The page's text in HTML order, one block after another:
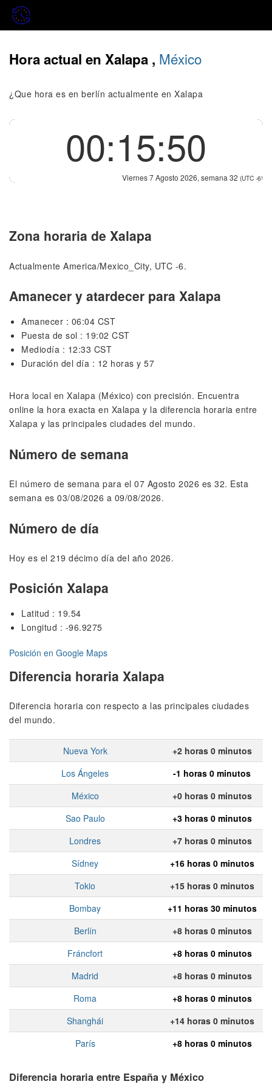
Hora actual en Xalapa , México
¿Que hora es en berlín actualmente en Xalapa
00:15:50
Viernes 7 Agosto 2026, semana 32 (UTC -6)
Zona horaria de Xalapa
Actualmente America/Mexico_City, UTC -6.
Amanecer y atardecer para Xalapa
Amanecer : 06:04 CST
Puesta de sol : 19:02 CST
Mediodía : 12:33 CST
Duración del día : 12 horas y 57
Hora local en Xalapa (México) con precisión. Encuentra
online la hora exacta en Xalapa y la diferencia horaria entre
Xalapa y las principales ciudades del mundo.
Número de semana
El número de semana para el 07 Agosto 2026 es 32. Esta
semana es 03/08/2026 a 09/08/2026.
Número de día
Hoy es el 219 décimo día del año 2026.
Posición Xalapa
Latitud : 19.54
Longitud : -96.9275
Posición en Google Maps
Diferencia horaria Xalapa
Diferencia horaria con respecto a las principales ciudades
del mundo.
Nueva York
+2 horas 0 minutos
Los Ángeles
-1 horas 0 minutos
México
+0 horas 0 minutos
Sao Paulo
+3 horas 0 minutos
Londres
+7 horas 0 minutos
Sídney
+16 horas 0 minutos
Tokio
+15 horas 0 minutos
Bombay
+11 horas 30 minutos
Berlín
+8 horas 0 minutos
Fráncfort
+8 horas 0 minutos
Madrid
+8 horas 0 minutos
Roma
+8 horas 0 minutos
Shanghái
+14 horas 0 minutos
París
+8 horas 0 minutos
Diferencia horaria entre España y México